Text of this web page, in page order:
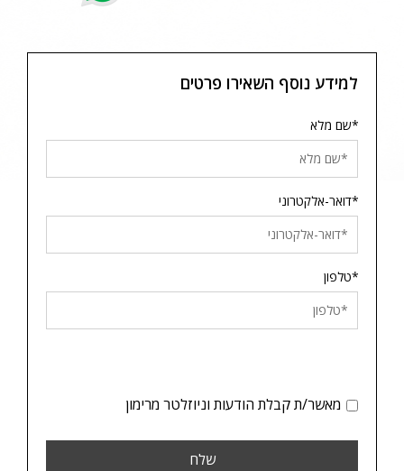
למידע נוסף השאירו פרטים
*שם מלא
*דואר-אלקטרוני
*טלפון
מאשר/ת קבלת הודעות וניוזלטר מרימון